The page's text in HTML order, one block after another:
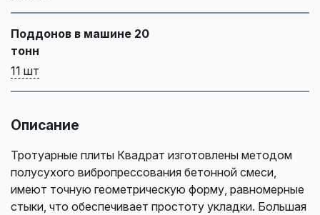
Поддонов в машине 20
тонн
11 шт
Описание
Тротуарные плиты Квадрат изготовлены методом
полусухого вибропрессования бетонной смеси,
имеют точную геометрическую форму, равномерные
стыки, что обеспечивает простоту укладки. Большая